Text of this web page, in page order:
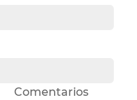
Comentarios